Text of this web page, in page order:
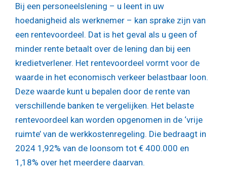
Bij een personeelslening – u leent in uw
hoedanigheid als werknemer – kan sprake zijn van
een rentevoordeel. Dat is het geval als u geen of
minder rente betaalt over de lening dan bij een
kredietverlener. Het rentevoordeel vormt voor de
waarde in het economisch verkeer belastbaar loon.
Deze waarde kunt u bepalen door de rente van
verschillende banken te vergelijken. Het belaste
rentevoordeel kan worden opgenomen in de ‘vrije
ruimte’ van de werkkostenregeling. Die bedraagt in
2024 1,92% van de loonsom tot € 400.000 en
1,18% over het meerdere daarvan.